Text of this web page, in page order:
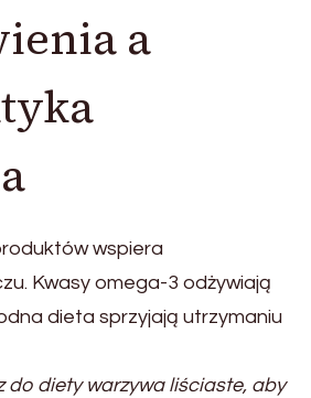
a
wspiera
Kwasy omega-3 odżywiają
dieta sprzyjają utrzymaniu
do diety warzywa liściaste, aby